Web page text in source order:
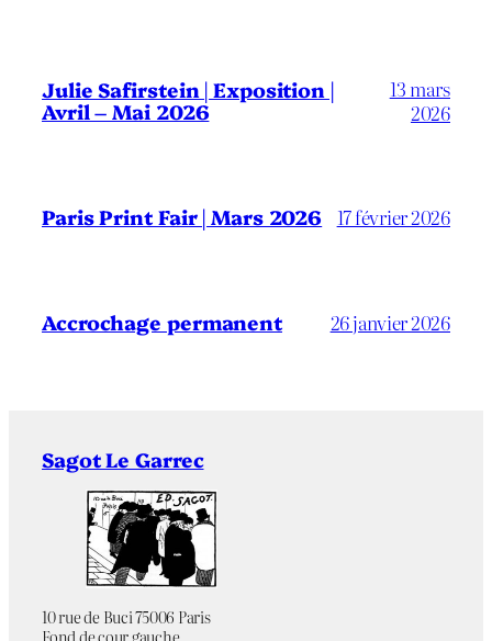
Julie Safirstein | Exposition |
Avril – Mai 2026
13 mars
2026
Paris Print Fair | Mars 2026 17 février 2026
Accrochage permanent 26 janvier 2026
Sagot Le Garrec
10 rue de Buci 75006 Paris